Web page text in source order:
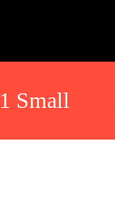
Small